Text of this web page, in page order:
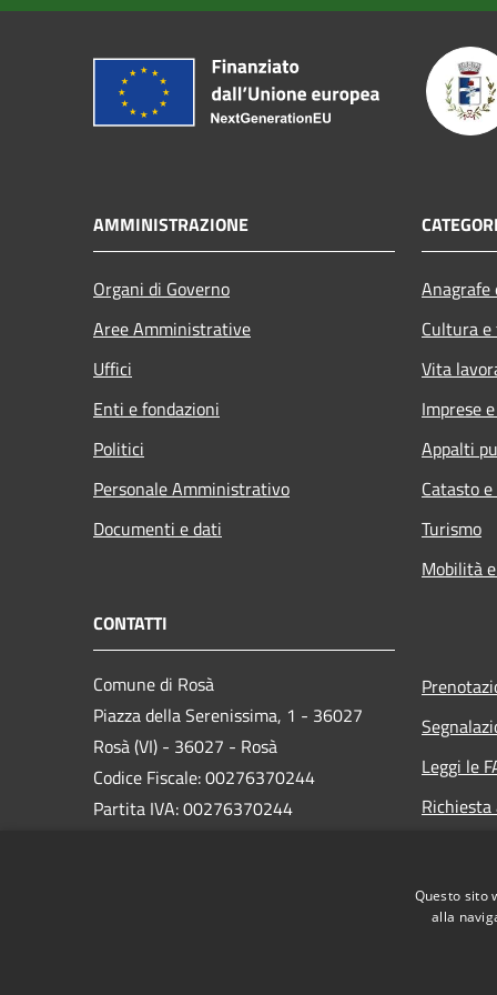
AMMINISTRAZIONE
Organi di Governo
Aree Amministrative
Uffici
Enti e fondazioni
Politici
Personale Amministrativo
Documenti e dati
Cultura
Vita
Imprese
Appalti
Catasto
Turismo
Mobilità
CONTATTI
Comune di Rosà
Piazza della Serenissima, 1 - 36027
Rosà (VI) - 36027 - Rosà
Codice Fiscale: 00276370244
Partita IVA: 00276370244
Leggi le
Questo sito
alla